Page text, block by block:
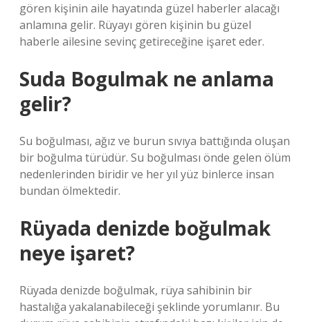
gören kişinin aile hayatında güzel haberler alacağı
anlamına gelir. Rüyayı gören kişinin bu güzel
haberle ailesine sevinç getireceğine işaret eder.
Suda Bogulmak ne anlama
gelir?
Su boğulması, ağız ve burun sıvıya battığında oluşan
bir boğulma türüdür. Su boğulması önde gelen ölüm
nedenlerinden biridir ve her yıl yüz binlerce insan
bundan ölmektedir.
Rüyada denizde boğulmak
neye işaret?
Rüyada denizde boğulmak, rüya sahibinin bir
hastalığa yakalanabileceği şeklinde yorumlanır. Bu